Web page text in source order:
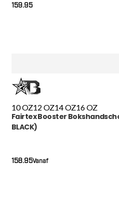
159.95
10 OZ12 OZ14 OZ16 OZ
Fairtex Booster
BLACK)
Vanaf
158.95